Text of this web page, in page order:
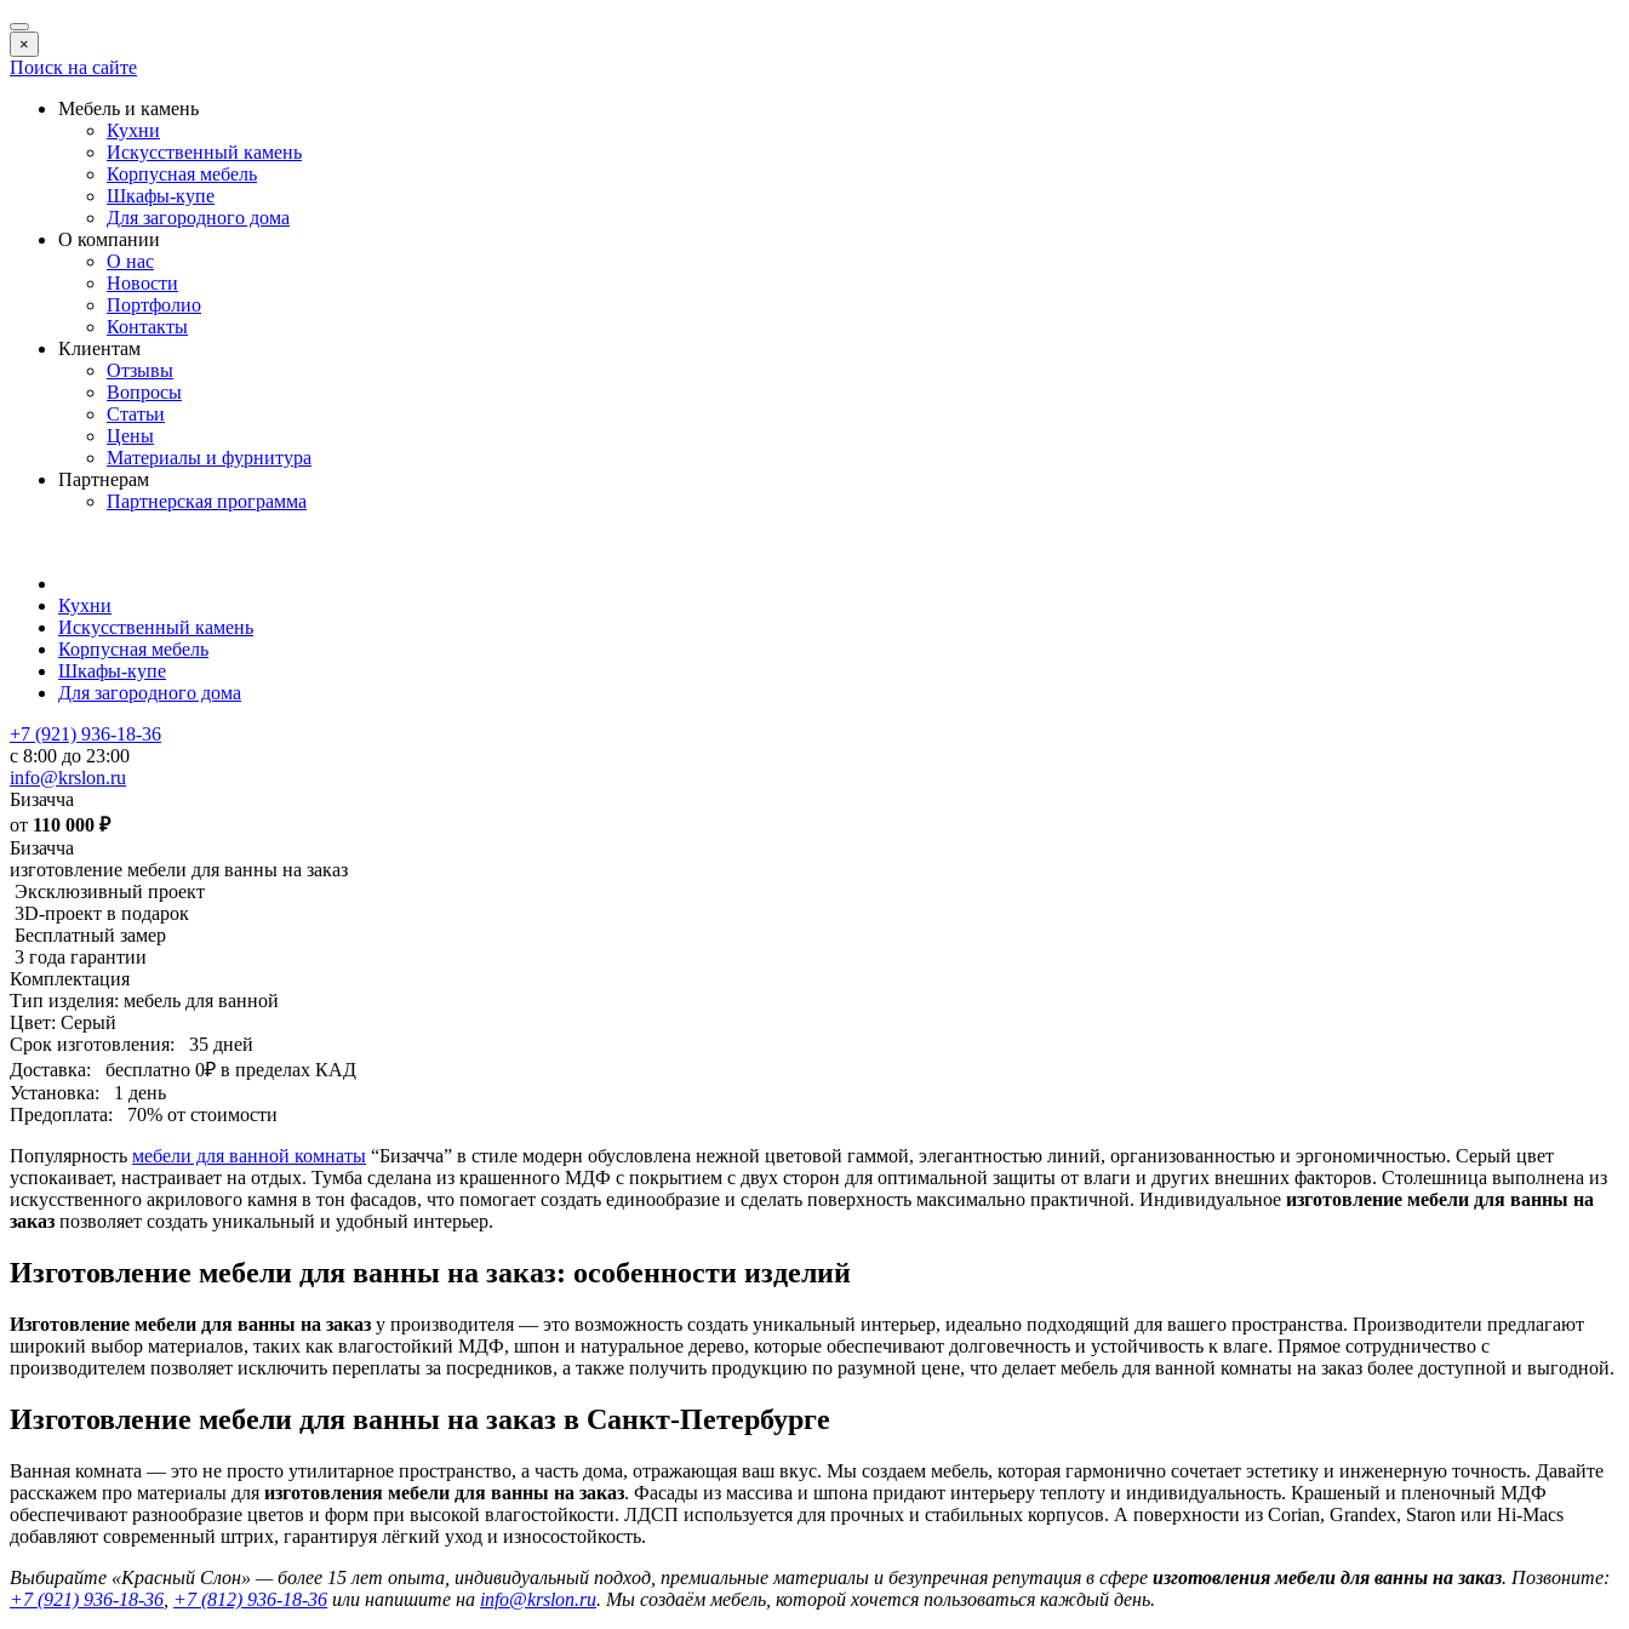
×
Поиск на сайте
Мебель и камень
Кухни
Искусственный камень
Корпусная мебель
Шкафы-купе
Для загородного дома
О компании
О нас
Новости
Портфолио
Контакты
Клиентам
Отзывы
Вопросы
Статьи
Цены
Материалы и фурнитура
Партнерам
Партнерская программа
Кухни
Искусственный камень
Корпусная мебель
Шкафы-купе
Для загородного дома
+7 (921) 936-18-36
с 8:00 до 23:00
info@krslon.ru
Бизачча
от 110 000 ₽
Бизачча
изготовление мебели для ванны на заказ
Эксклюзивный проект
3D-проект в подарок
Бесплатный замер
3 года гарантии
Комплектация
Тип изделия: мебель для ванной
Цвет: Серый
Срок изготовления:
35 дней
Доставка:
бесплатно 0₽ в пределах КАД
Установка:
1 день
Предоплата:
70% от стоимости
Популярность мебели для ванной комнаты “Бизачча” в стиле модерн обусловлена нежной цветовой гаммой, элегантностью линий, организованностью и эргономичностью. Серый цвет
успокаивает, настраивает на отдых. Тумба сделана из крашенного МДФ с покрытием с двух сторон для оптимальной защиты от влаги и других внешних факторов. Столешница выполнена из
искусственного акрилового камня в тон фасадов, что помогает создать единообразие и сделать поверхность максимально практичной. Индивидуальное изготовление мебели для ванны на
заказ позволяет создать уникальный и удобный интерьер.
Изготовление мебели для ванны на заказ: особенности изделий
Изготовление мебели для ванны на заказ у производителя — это возможность создать уникальный интерьер, идеально подходящий для вашего пространства. Производители предлагают
широкий выбор материалов, таких как влагостойкий МДФ, шпон и натуральное дерево, которые обеспечивают долговечность и устойчивость к влаге. Прямое сотрудничество с
производителем позволяет исключить переплаты за посредников, а также получить продукцию по разумной цене, что делает мебель для ванной комнаты на заказ более доступной и выгодной.
Изготовление мебели для ванны на заказ в Санкт-Петербурге
Ванная комната — это не просто утилитарное пространство, а часть дома, отражающая ваш вкус. Мы создаем мебель, которая гармонично сочетает эстетику и инженерную точность. Давайте
расскажем про материалы для изготовления мебели для ванны на заказ. Фасады из массива и шпона придают интерьеру теплоту и индивидуальность. Крашеный и пленочный МДФ
обеспечивают разнообразие цветов и форм при высокой влагостойкости. ЛДСП используется для прочных и стабильных корпусов. А поверхности из Corian, Grandex, Staron или Hi-Macs
добавляют современный штрих, гарантируя лёгкий уход и износостойкость.
Выбирайте «Красный Слон» — более 15 лет опыта, индивидуальный подход, премиальные материалы и безупречная репутация в сфере изготовления мебели для ванны на заказ. Позвоните:
+7 (921) 936-18-36 +7 (812) 936-18-36 или напишите на info@krslon.ru. Мы создаём мебель, которой хочется пользоваться каждый день.